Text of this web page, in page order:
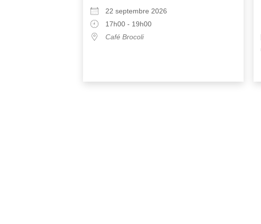
22 septembre 2026
17h00 - 19h00
Café Brocoli